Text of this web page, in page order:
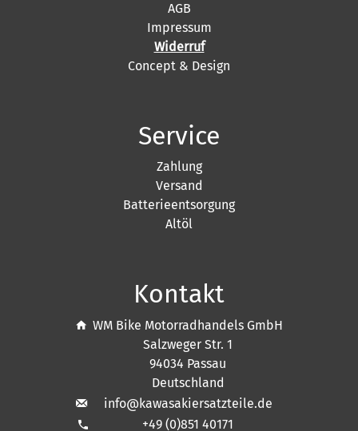
AGB
Impressum
Widerruf
Concept & Design
Service
Zahlung
Versand
Batterieentsorgung
Altöl
Kontakt
WM Bike Motorradhandels GmbH
Salzweger Str. 1
94034 Passau
Deutschland
info@kawasakiersatzteile.de
phone +49 (0)851 40171